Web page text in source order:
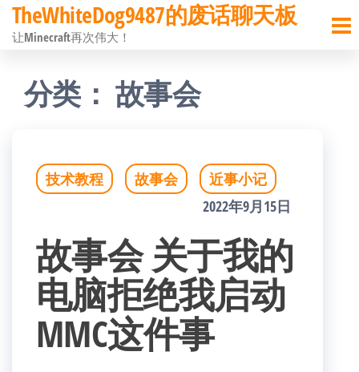
前
往
TheWhiteDog9487的废话聊天板
让Minecraft再次伟大！
分类：故事会
技术教程 故事会
近事小记
2022年9月15日
故事会 关于我的
电脑拒绝我启动
MMC这件事